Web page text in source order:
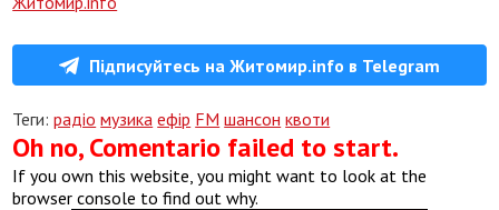
Підписуйтесь на Житомир.info в Telegram
Теги:радіо музика ефір FМ шансон квоти
Oh no, Comentario failed to start.
If you own this website, you might want to look at the
browser console to find out why.